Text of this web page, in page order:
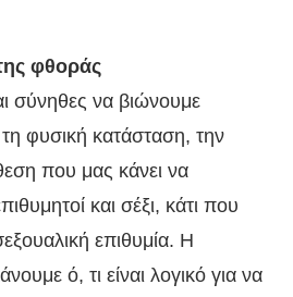
φθοράς
σύνηθες να βιώνουμε
φυσική κατάσταση, την
που μας κάνει να
και σέξι, κάτι που
επιθυμία. Η
ό, τι είναι λογικό για να